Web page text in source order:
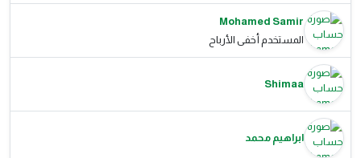
Mohamed Samir
المستخدم أخفى الأرباح
Shimaa
ابراهيم محمد